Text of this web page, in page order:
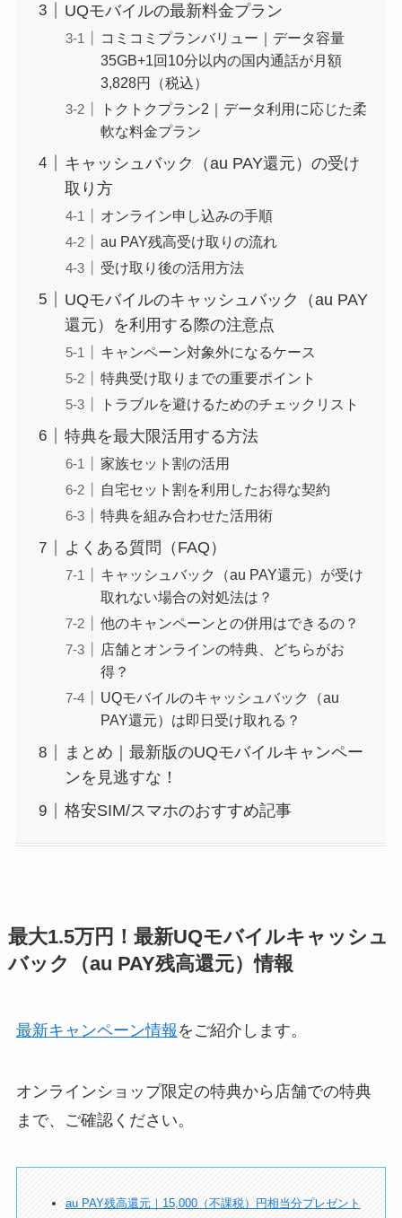
UQモバイルの最新料金プラン
コミコミプランバリュー｜データ容量
35GB+1回10分以内の国内通話が月額
3,828円（税込）
トクトクプラン2｜データ利用に応じた柔
軟な料金プラン
キャッシュバック（au PAY還元）の受け
取り方
オンライン申し込みの手順
au PAY残高受け取りの流れ
受け取り後の活用方法
UQモバイルのキャッシュバック（au PAY
還元）を利用する際の注意点
キャンペーン対象外になるケース
特典受け取りまでの重要ポイント
トラブルを避けるためのチェックリスト
特典を最大限活用する方法
家族セット割の活用
自宅セット割を利用したお得な契約
特典を組み合わせた活用術
よくある質問（FAQ）
キャッシュバック（au PAY還元）が受け
取れない場合の対処法は？
他のキャンペーンとの併用はできるの？
店舗とオンラインの特典、どちらがお
得？
UQモバイルのキャッシュバック（au
PAY還元）は即日受け取れる？
まとめ｜最新版のUQモバイルキャンペー
ンを見逃すな！
格安SIM/スマホのおすすめ記事
最大1.5万円！最新UQモバイルキャッシュ
バック（au PAY残高還元）情報
最新キャンペーン情報 をご紹介します。
オンラインショップ限定の特典から店舗での特典
まで、ご確認ください。
au PAY残高還元｜15,000（不課税）円相当分プレゼント